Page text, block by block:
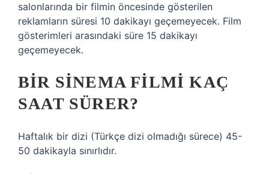
salonlarında bir filmin öncesinde gösterilen
reklamların süresi 10 dakikayı geçemeyecek. Film
gösterimleri arasındaki süre 15 dakikayı
geçemeyecek.
BIR SINEMA FILMI KAÇ
SAAT SÜRER?
Haftalık bir dizi (Türkçe dizi olmadığı sürece) 45-
50 dakikayla sınırlıdır.